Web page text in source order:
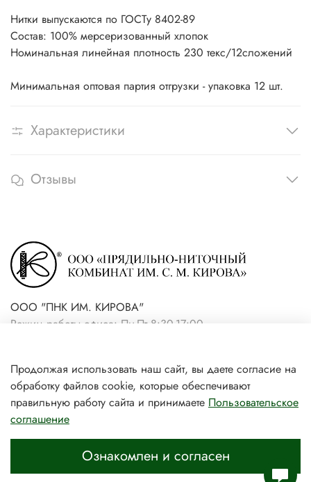
Нитки выпускаются по ГОСТу 8402-89
Состав: 100% мерсеризованный хлопок
Номинальная линейная плотность 230 текс/12сложений
Минимальная оптовая партия отгрузки - упаковка 12 шт.
Характеристики
Отзывы
ООО "ПНК ИМ. КИРОВА"
Режим работы офиса: Пн-Пт 8:30-17:00
магазин)
+7(931) 239-81-06 (розничный
магазин)
Продолжая использовать наш сайт, вы даете согласие на
обработку файлов cookie, которые обеспечивают
правильную работу сайта и принимаете Пользовательское
соглашение
Ознакомлен и согласен